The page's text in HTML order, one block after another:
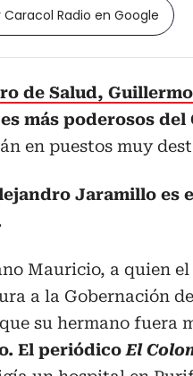
Caracol Radio en Google
de Salud,
más poderosos del
en puestos muy
Jaramillo es
Mauricio, a quien
a la Gobernación
su hermano fuera
El periódicoEl